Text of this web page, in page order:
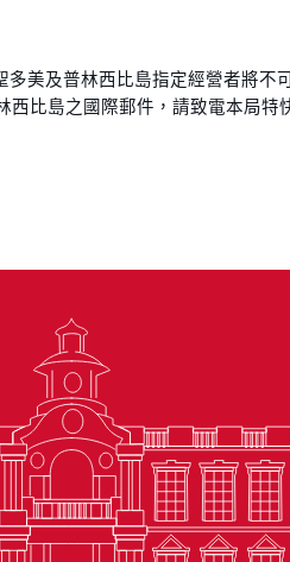
美及普林西比島指定經營者將不
比島之國際郵件，請致電本局特